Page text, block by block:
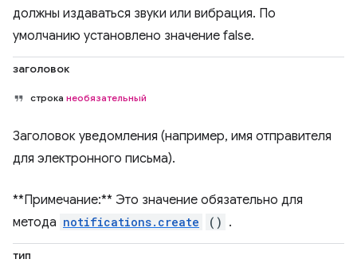
должны издаваться звуки или вибрация. По
умолчанию установлено значение false.
заголовок
строка необязательный
Заголовок уведомления (например, имя отправителя
для электронного письма).
**Примечание:** Это значение обязательно для
метода notifications.create () .
тип